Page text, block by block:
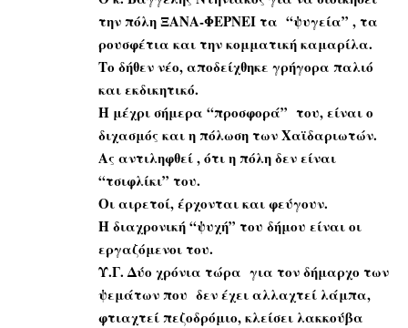
την πόλη ΞΑΝΑ-ΦΕΡΝΕΙ τα “ψυγεία” , τα
ρουσφέτια και την κομματική καμαρίλα.
Το δήθεν νέο, αποδείχθηκε γρήγορα παλιό
και εκδικητικό.
Η μέχρι σήμερα “προσφορά” του, είναι ο
διχασμός και η πόλωση των Χαϊδαριωτών.
Ας αντιληφθεί , ότι η πόλη δεν είναι
“τσιφλίκι” του.
Οι αιρετοί, έρχονται και φεύγουν.
Η διαχρονική “ψυχή” του δήμου είναι οι
εργαζόμενοι του.
Υ.Γ. Δύο χρόνια τώρα για τον δήμαρχο των
ψεμάτων που δεν έχει αλλαχτεί λάμπα,
φτιαχτεί πεζοδρόμιο, κλείσει λακκούβα